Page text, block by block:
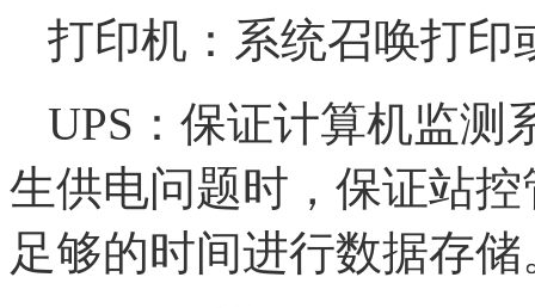
打印机：系统召唤打印
UPS：保证计算机监测
生供电问题时，保证站
足够的时间进行数据存储